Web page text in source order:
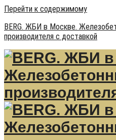
Перейти к содержимому
BERG. ЖБИ в Москве.
производителя с доставкой